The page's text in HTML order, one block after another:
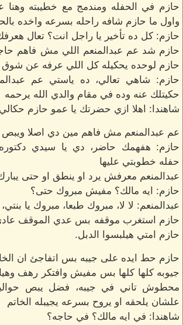
حازم في الحفله ومندمج مع خطيبته وهنا
واول ما حازم شافه راحله بسرعه واخده
حازم: كل ده تأخير يا راجل انت؟ تعال
حازم شد عم عبدالمنعم اللي مش فاهم
حازم لوحده يحكيله كل اللي عرفه عن شوق
حازم: شاهي تعالي، ده ياستي عم
حكيتلك عنه وده في مقام والدي الله يرحمه
شاهندا: اهلا ازي حضرتك يا عمو حازم
عم عبدالمنعم مش فاهم مين دي اصلا ويبص
حازم: هفهمك حاضر، دي يا سيدي دكتوره
حفله خطوبتي عليها
عبدالمنعم معرفش يرد او ينطق او حتى
حازم: ايه مالك؟ مفيش مبروك حتى؟
عبدالمنعم: لا لا، مبروك طبعا، مبروك يا
حازم استغرب موقفه بس عدي الموقف
حازم امتي هيلبسوا الدبل.
حازم حط ايده على جيبه بس اتفاجئ ان
جيوبه كلها كلها بس مفيش وافتكر رهف
محطوش تاني في جيبه، فضل يبص
علشان يلحقه او يروح بسرعه يجيبله الخاتم
شاهندا: في ايه مالك؟ في حاجه؟